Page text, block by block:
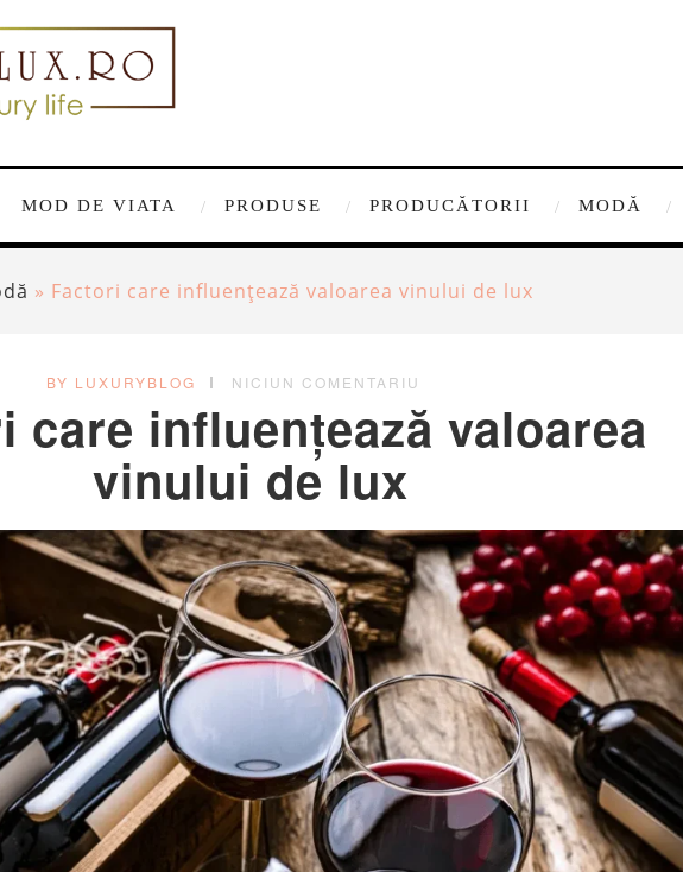
MOD DE VIATA PRODUSE PRODUCĂTORII MODĂ
» Factori care influențează valoarea vinului de lux
BY LUXURYBLOG NICIUN COMENTARIU
care influențează valoarea
vinului de lux